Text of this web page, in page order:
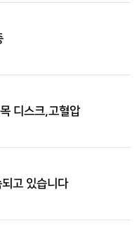
디스크,고혈압
고 있습니다